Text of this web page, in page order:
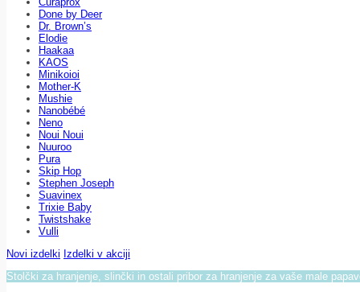
Done by Deer
Dr. Brown’s
Elodie
Haakaa
KAOS
Minikoioi
Mother-K
Mushie
Nanobébé
Neno
Noui Noui
Nuuroo
Pura
Skip Hop
Stephen Joseph
Suavinex
Trixie Baby
Twistshake
Vulli
Novi izdelki Izdelki v akciji
Stolčki za hranjenje, slinčki in ostali pribor za hranjenje za vaše male